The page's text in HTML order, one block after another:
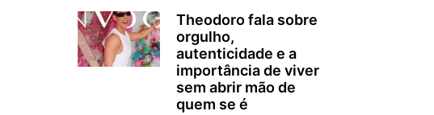
Theodoro fala sobre
orgulho,
autenticidade e a
importância de viver
sem abrir mão de
quem se é